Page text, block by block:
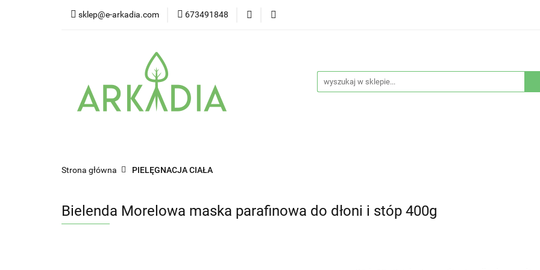
sklep@e-arkadia.com 673491848
Kategorie Producenci
Strona główna PIELĘGNACJA CIAŁA
Bielenda Morelowa maska parafinowa do dłoni i stóp 400g